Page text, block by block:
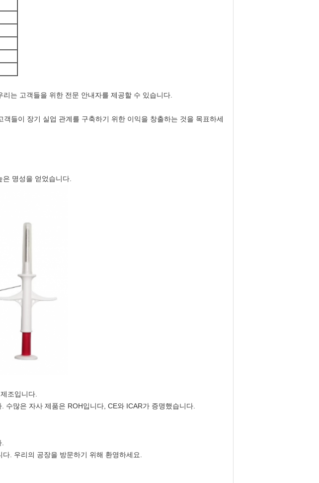
는 고객들을 위한 전문 안내자를 제공할 수 있습니다.
들이 장기 실업 관계를 구축하기 위한 이익을 창출하는 것을 목표하세
명성을 얻었습니다.
조입니다.
많은 자사 제품은 ROH입니다, CE와 ICAR가 증명했습니다.
. 우리의 공장을 방문하기 위해 환영하세요.